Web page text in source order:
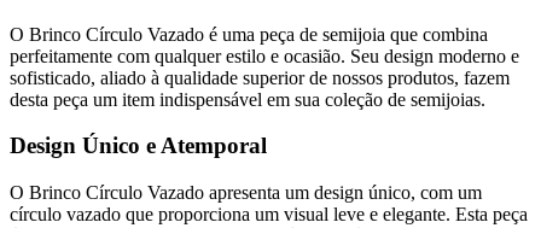
O Brinco Círculo Vazado é uma peça de semijoia que combina
perfeitamente com qualquer estilo e ocasião. Seu design moderno e
sofisticado, aliado à qualidade superior de nossos produtos, fazem
desta peça um item indispensável em sua coleção de semijoias.
Design Único e Atemporal
O Brinco Círculo Vazado apresenta um design único, com um
círculo vazado que proporciona um visual leve e elegante. Esta peça